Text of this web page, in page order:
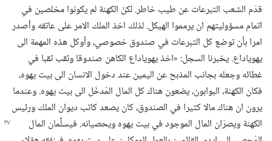
قدّم الشعب التبرعات عن طيب خاطر.‏ لكنّ الكهنة لم يكونوا مخلصين في
اتمام مسؤوليتهم ان يرمموا الهيكل.‏ لذلك اخذ الملك الامر على عاتقه وأصدر
امرا بأن توضع كل التبرعات في صندوق خصوصي،‏ وأوكل هذه المهمة الى
يهوياداع.‏ يخبرنا السجل:‏ «اخذ يهوياداع الكاهن صندوقا وثقب ثقبا في
غطائه وجعله بجانب المذبح عن اليمين عند دخول الانسان الى بيت يهوه،‏
فكان الكهنة،‏ البوابون،‏ يضعون هناك كل المال المُدخَل الى بيت يهوه.‏ وعندما
يرون ان هناك مالا كثيرا في الصندوق،‏ كان يصعد كاتب ديوان الملك ورئيس
الكهنة ويصرّان المال الموجود في بيت يهوه ويحصيانه.‏ فيسلِّمان المال